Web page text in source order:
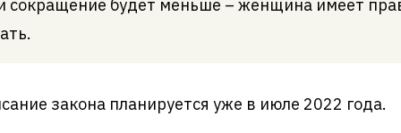
сокращение будет меньше – женщина имеет
закона планируется уже в июле 2022 года.